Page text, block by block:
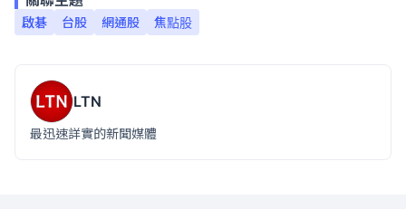
啟碁 台股 網通股 焦點股
LTN
最迅速詳實的新聞媒體